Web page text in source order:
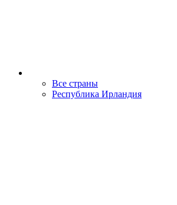
Все страны
Республика Ирландия